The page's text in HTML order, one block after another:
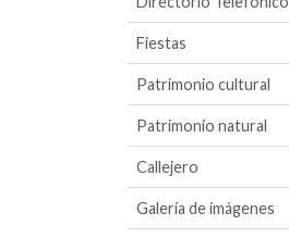
Fiestas
Patrimonio cultural
Patrimonio natural
Callejero
Galería de imágenes